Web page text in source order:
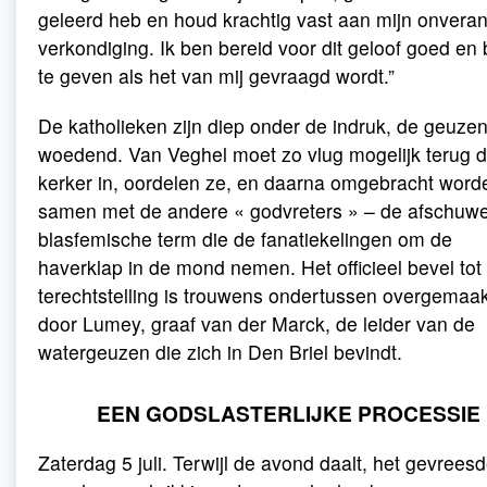
geleerd heb en houd krachtig vast aan mijn
verkondiging. Ik ben bereid voor dit geloof goed en
te geven als het van mij gevraagd wordt.”
De katholieken zijn diep onder de indruk, de geuzen
woedend. Van Veghel moet zo vlug mogelijk terug
kerker in, oordelen ze, en daarna omgebracht
samen met de andere « godvreters » – de
blasfemische term die de fanatiekelingen om de
haverklap in de mond nemen. Het officieel bevel tot
terechtstelling is trouwens ondertussen
door Lumey, graaf van der Marck, de leider van de
watergeuzen die zich in Den Briel bevindt.
EEN GODSLASTERLIJKE PROCESSIE
Zaterdag 5 juli. Terwijl de avond daalt, het